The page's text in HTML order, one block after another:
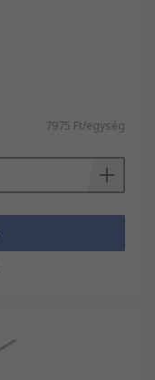
7975 Ft/egység